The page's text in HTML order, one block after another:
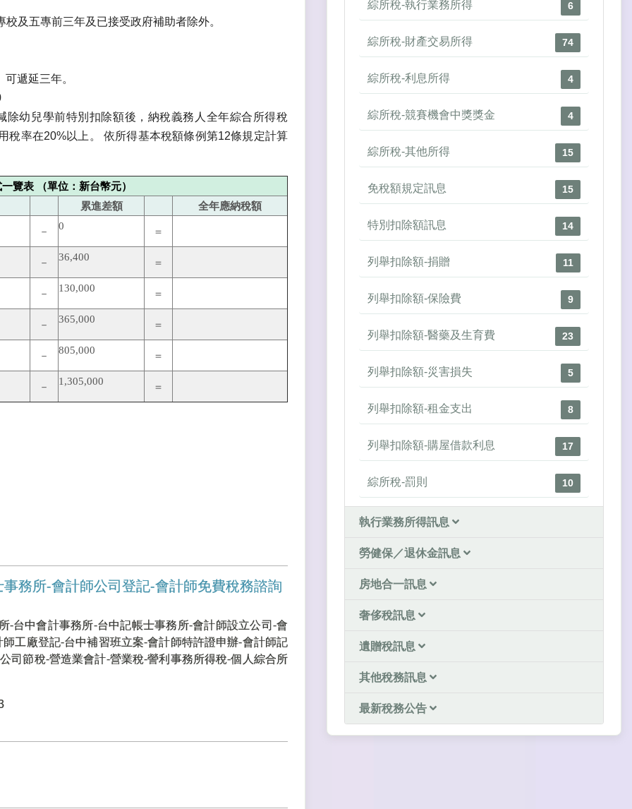
及五專前三年及已接受政府補助者除外。
遞延三年。
幼兒學前特別扣除額後，納稅義務人全年綜合所得稅
稅率在20%以上。 依所得基本稅額條例第12條規定計算
覽表 （單位：新台幣元）
累進差額
全年應納稅額
－ 0 ＝
－ 36,400 ＝
－ 130,000 ＝
－ 365,000 ＝
－ 805,000 ＝
－ 1,305,000 ＝
務所-會計師公司登記-會計師免費稅務諮詢
-台中會計事務所-台中記帳士事務所-會計師設立公司-會
工廠登記-台中補習班立案-會計師特許證申辦-會計師記
司節稅-營造業會計-營業稅-謍利事務所得稅-個人綜合所
綜所稅-執行業務所得 6
綜所稅-財產交易所得 74
綜所稅-利息所得 4
綜所稅-競賽機會中獎獎金 4
綜所稅-其他所得 15
免稅額規定訊息 15
特別扣除額訊息 14
列舉扣除額-捐贈 11
列舉扣除額-保險費 9
列舉扣除額-醫藥及生育費 23
列舉扣除額-災害損失 5
列舉扣除額-租金支出 8
列舉扣除額-購屋借款利息 17
綜所稅-罰則 10
執行業務所得訊息
勞健保／退休金訊息
房地合一訊息
奢侈稅訊息
遺贈稅訊息
其他稅務訊息
最新稅務公告